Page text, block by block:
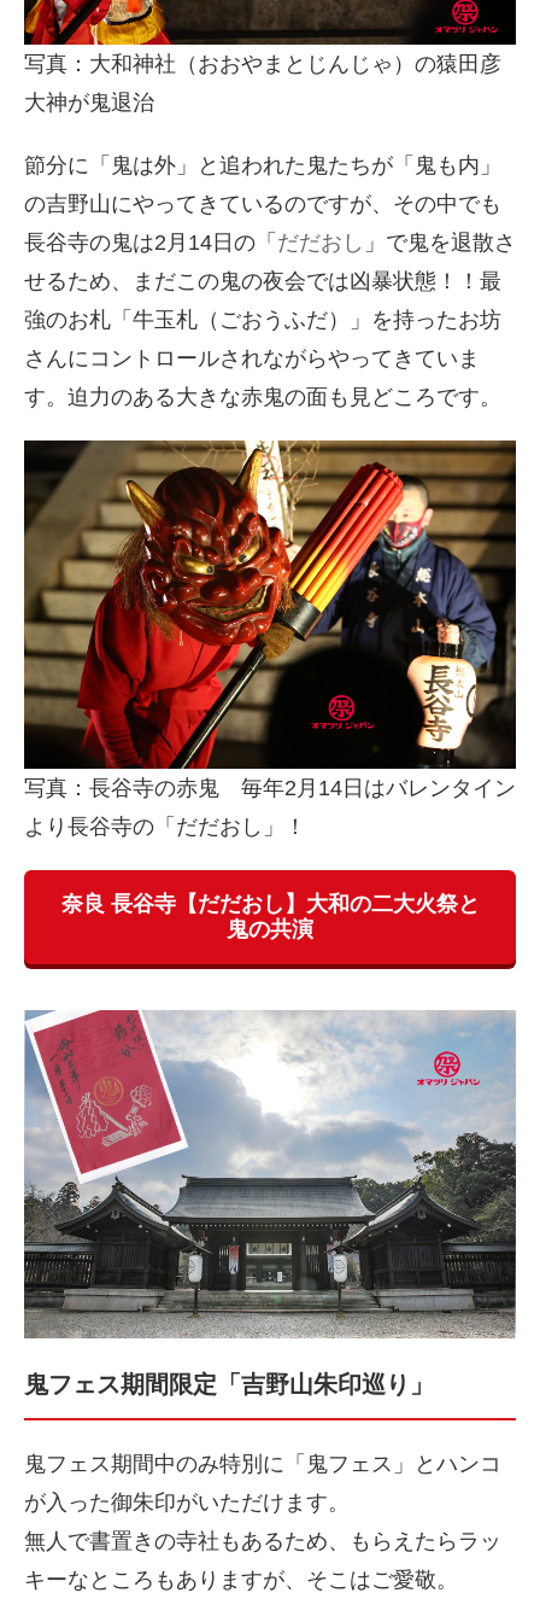
写真：大和神社（おおやまとじんじゃ）の猿田彦
大神が鬼退治
節分に「鬼は外」と追われた鬼たちが「鬼も内」
の吉野山にやってきているのですが、その中でも
長谷寺の鬼は2月14日の「 だだおし 」で鬼を退散さ
せるため、まだこの鬼の夜会では凶暴状態！！最
強のお札「牛玉札（ごおうふだ）」を持ったお坊
さんにコントロールされながらやってきていま
す。迫力のある大きな赤鬼の面も見どころです。
写真：長谷寺の赤鬼 毎年2月14日はバレンタイン
より長谷寺の「だだおし」！
奈良 長谷寺【だだおし】大和の二大火祭と
鬼の共演
鬼フェス期間限定「吉野山朱印巡り」
鬼フェス期間中のみ特別に「鬼フェス」とハンコ
が入った御朱印がいただけます。
無人で書置きの寺社もあるため、もらえたらラッ
キーなところもありますが、そこはご愛敬。